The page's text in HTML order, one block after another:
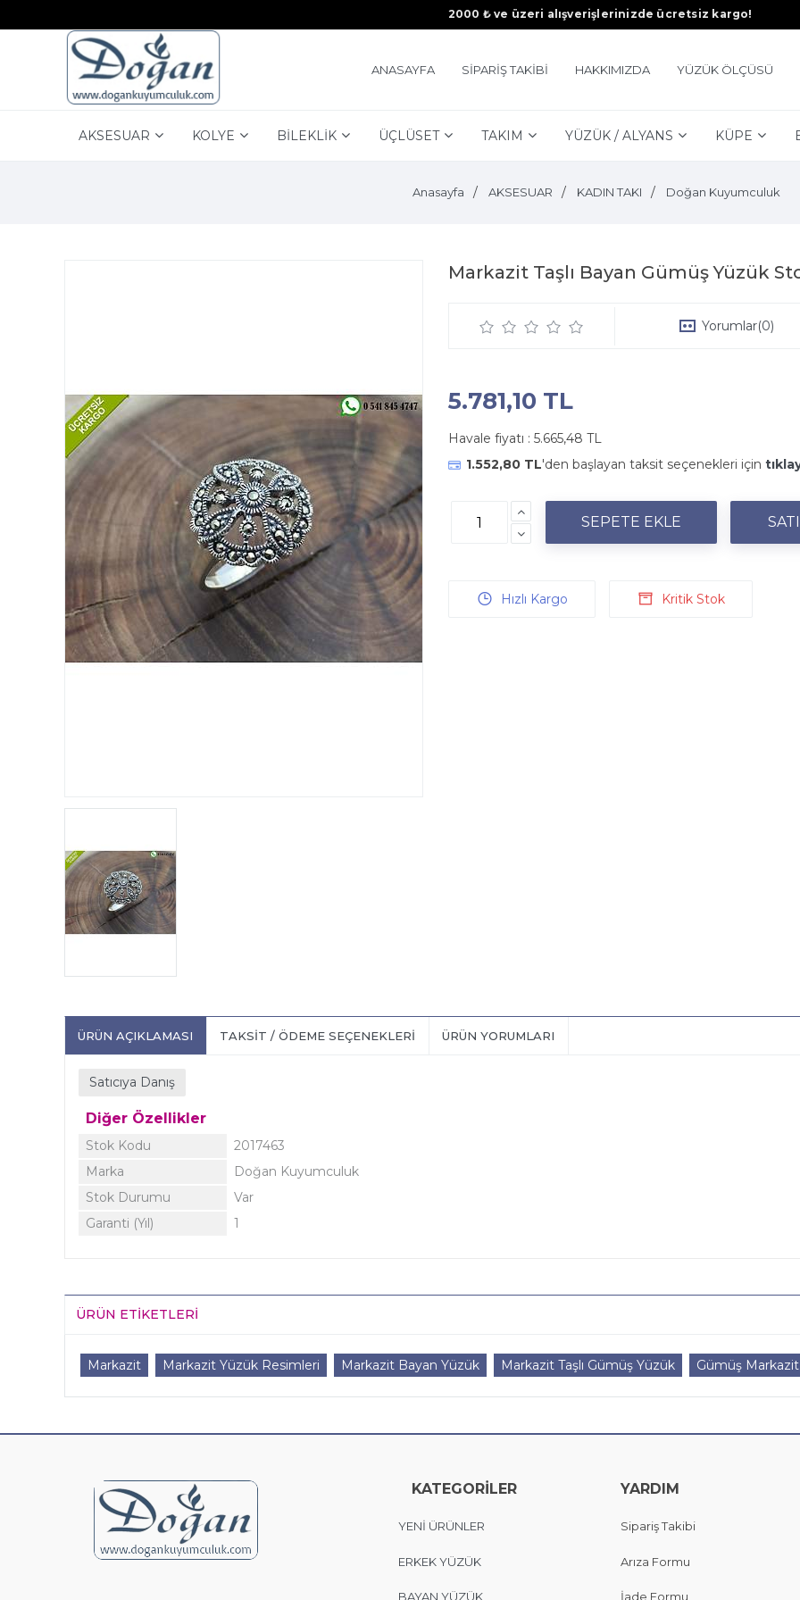
2000 ₺ ve üzeri alışverişlerinizde ücretsiz kargo!
ANASAYFA SİPARİŞ TAKİBİ HAKKIMIZDA YÜZÜK ÖLÇÜSÜ
AKSESUAR KOLYE BİLEKLİK ÜÇLÜSET TAKIM YÜZÜK / ALYANS KÜPE
Anasayfa AKSESUAR KADIN TAKI Doğan Kuyumculuk
Markazit Taşlı Bayan Gümüş Yüzük
Yorumlar(0)
5.781,10 TL
Havale fiyatı : 5.665,48 TL
1.552,80 TL'den başlayan taksit seçenekleri için
ÜRÜN AÇIKLAMASI TAKSIT / ÖDEME SEÇENEKLERI ÜRÜN YORUMLARI
Satıcıya Danış
Diğer Özellikler
Stok Kodu
2017463
Marka
Doğan Kuyumculuk
Stok Durumu
Var
Garanti (Yıl)
1
ÜRÜN ETIKETLERI
Markazit Markazit Yüzük Resimleri Markazit Bayan Yüzük Markazit Taşlı Gümüş Yüzük Gümüş
KATEGORİLER
YENİ ÜRÜNLER
ERKEK YÜZÜK
BAYAN YÜZÜK
YARDIM
Sipariş Takibi
Arıza Formu
İade Formu